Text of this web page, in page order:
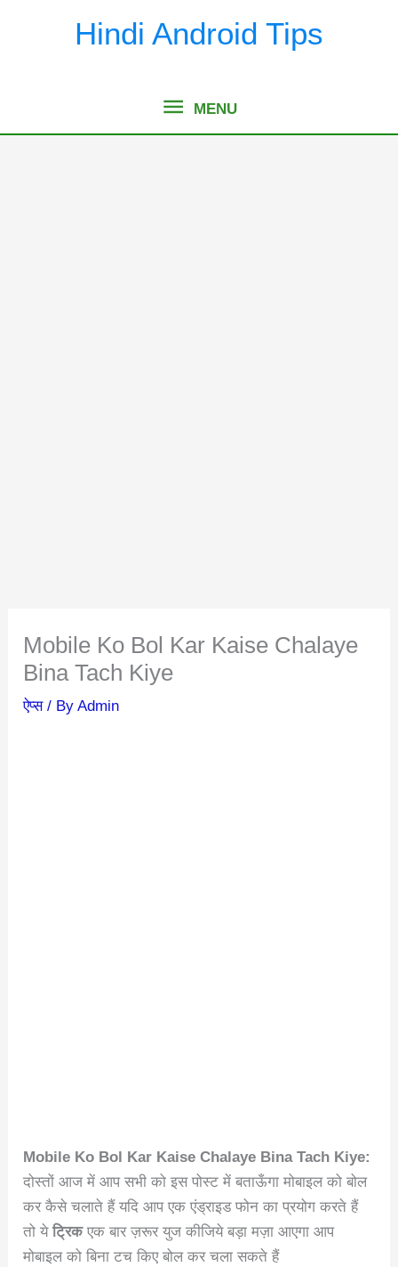
Hindi Android Tips
MENU
MENU
Mobile Ko Bol Kar Kaise Chalaye
Bina Tach Kiye
ऐप्स/ ByAdmin
Mobile Ko Bol Kar Kaise Chalaye Bina Tach Kiye:
दोस्तों आज में आप सभी को इस पोस्ट में बताऊँगा मोबाइल को बोल
कर कैसे चलाते हैं यदि आप एक एंड्राइड फोन का प्रयोग करते हैं
तो येट्रिकएक बार ज़रूर युज कीजिये बड़ा मज़ा आएगा आप
मोबाइल को बिना टच किए बोल कर चला सकते हैं